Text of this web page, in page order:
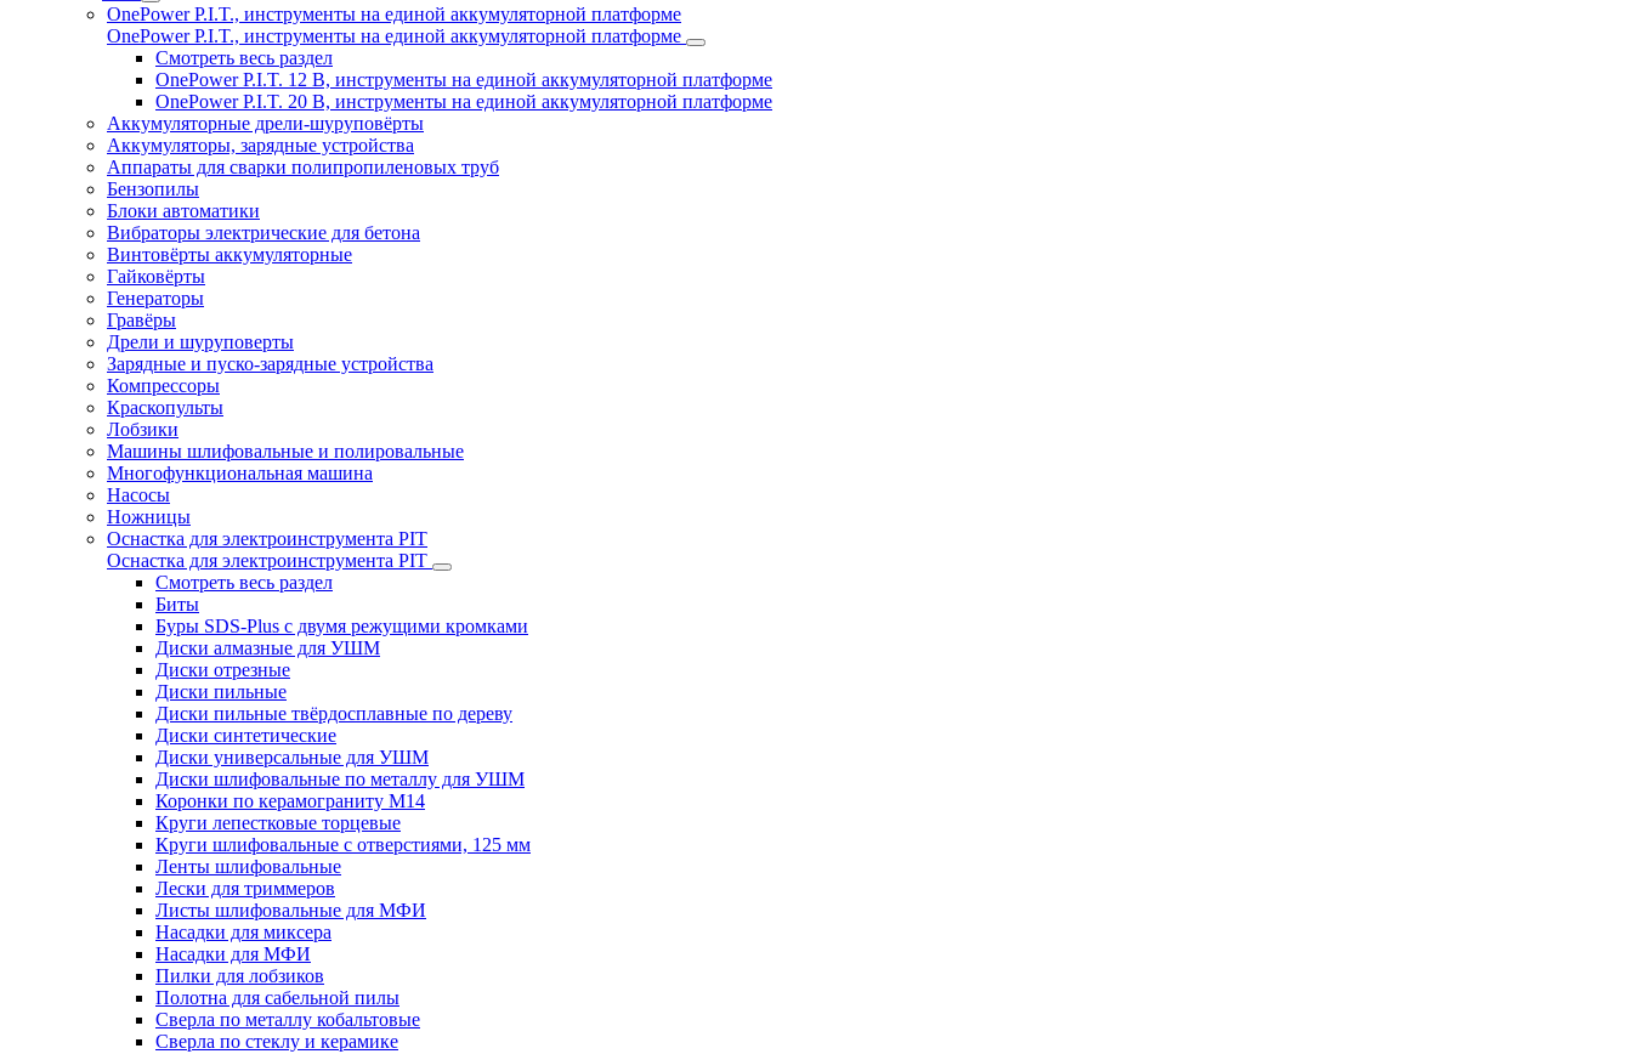
OnePower P.I.T., инструменты на единой аккумуляторной платформе
OnePower P.I.T., инструменты на единой аккумуляторной платформе
Смотреть весь раздел
OnePower P.I.T. 12 В, инструменты на единой аккумуляторной платформе
OnePower P.I.T. 20 В, инструменты на единой аккумуляторной платформе
Аккумуляторные дрели-шуруповёрты
Аккумуляторы, зарядные устройства
Аппараты для сварки полипропиленовых труб
Бензопилы
Блоки автоматики
Вибраторы электрические для бетона
Винтовёрты аккумуляторные
Гайковёрты
Генераторы
Гравёры
Дрели и шуруповерты
Зарядные и пуско-зарядные устройства
Компрессоры
Краскопульты
Лобзики
Машины шлифовальные и полировальные
Многофункциональная машина
Насосы
Ножницы
Оснастка для электроинструмента PIT
Оснастка для электроинструмента PIT
Смотреть весь раздел
Биты
Буры SDS-Plus c двумя режущими кромками
Диски алмазные для УШМ
Диски отрезные
Диски пильные
Диски пильные твёрдосплавные по дереву
Диски синтетические
Диски универсальные для УШМ
Диски шлифовальные по металлу для УШМ
Коронки по керамограниту M14
Круги лепестковые торцевые
Круги шлифовальные с отверстиями, 125 мм
Ленты шлифовальные
Лески для триммеров
Листы шлифовальные для МФИ
Насадки для миксера
Насадки для МФИ
Пилки для лобзиков
Полотна для сабельной пилы
Сверла по металлу кобальтовые
Сверла по стеклу и керамике